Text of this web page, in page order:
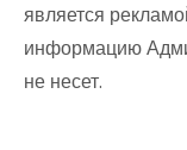
является
информацию
не несет.